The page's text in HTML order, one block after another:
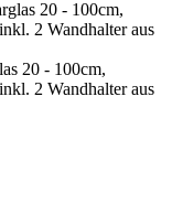
20 - 100cm,
2 Wandhalter aus